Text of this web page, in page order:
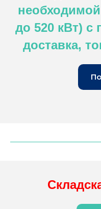
до 520 кВт)
доставка,